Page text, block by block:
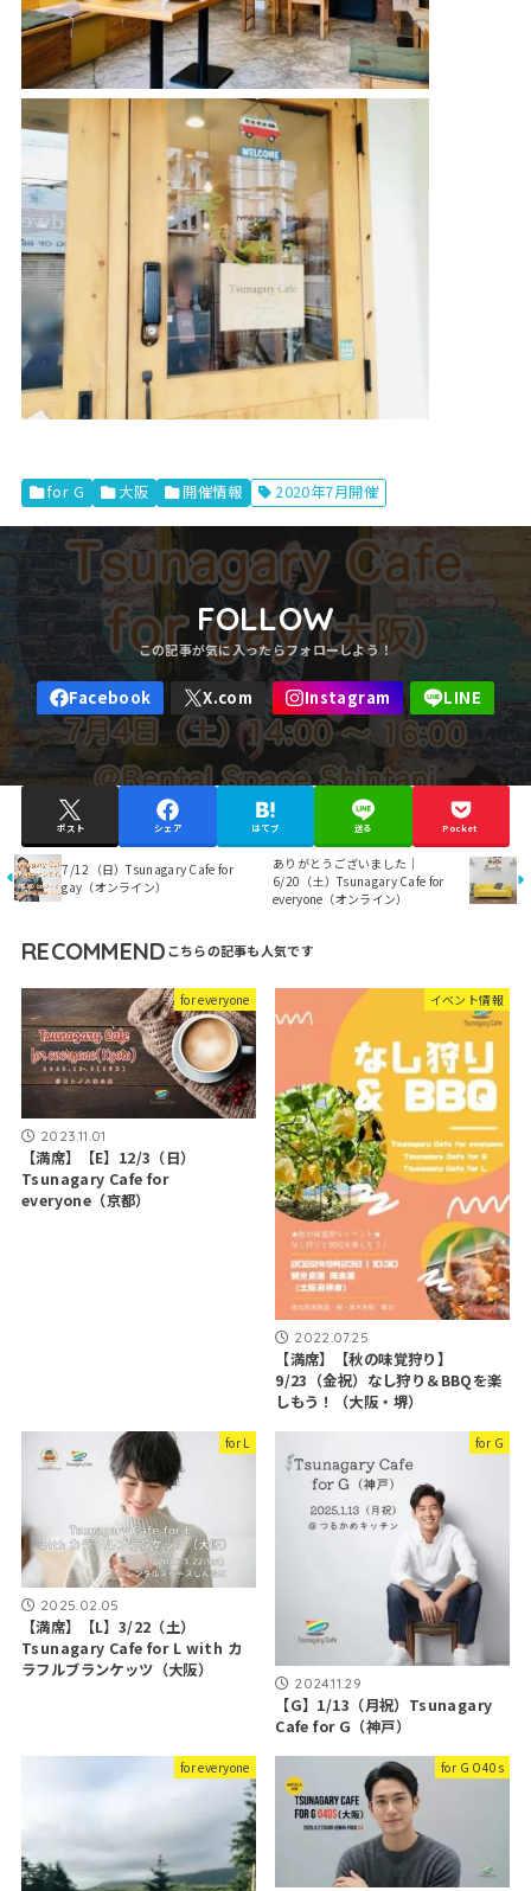
for G 大阪 開催情報 2020年7月開催
FOLLOW
ポスト シェア はてブ 送る Pocket
7/12（日）Tsunagary Cafe for
gay（オンライン）
ありがとうございました｜
6/20（土）Tsunagary Cafe for
everyone（オンライン）
RECOMMEND
for everyone
2023.11.01
【満席】【E】12/3（日）
Tsunagary Cafe for
everyone（京都）
イベント情報
2022.07.25
【満席】【秋の味覚狩り】
9/23（金祝）なし狩り＆BBQを楽
しもう！（大阪・堺）
for L
2025.02.05
【満席】【L】3/22（土）
Tsunagary Cafe for L with カ
ラフルブランケッツ（大阪）
for G
2024.11.29
【G】1/13（月祝）Tsunagary
Cafe for G（神戸）
for everyone for G O40s